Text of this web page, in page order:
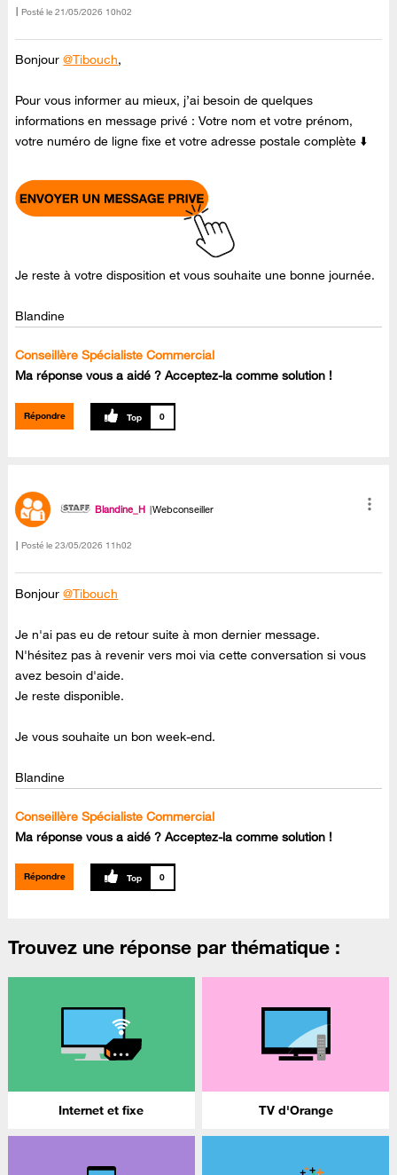
Posté le ‎21/05/2026 10h02
Bonjour@Tibouch,
Pour vous informer au mieux, j’ai besoin de quelques
informations en message privé : Votre nom et votre prénom,
votre numéro de ligne fixe et votre adresse postale complète ⬇️
Je reste à votre disposition et vous souhaite une bonne journée.
Blandine
Conseillère Spécialiste Commercial
Ma réponse vous a aidé ? Acceptez-la comme solution !
Répondre 0
Blandine_H Webconseiller
Posté le ‎23/05/2026 11h02
Bonjour@Tibouch
Je n'ai pas eu de retour suite à mon dernier message.
N'hésitez pas à revenir vers moi via cette conversation si vous
avez besoin d'aide.
Je reste disponible.
Je vous souhaite un bon week-end.
Blandine
Conseillère Spécialiste Commercial
Ma réponse vous a aidé ? Acceptez-la comme solution !
Répondre 0
Trouvez une réponse par thématique :
Internet et fixe TV d'Orange